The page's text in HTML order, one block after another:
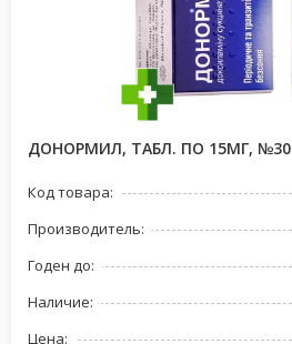
ДОНОРМИЛ, ТАБЛ. ПО 15МГ, №30
Код товара:
Производитель:
Годен до:
Наличие:
Цена: